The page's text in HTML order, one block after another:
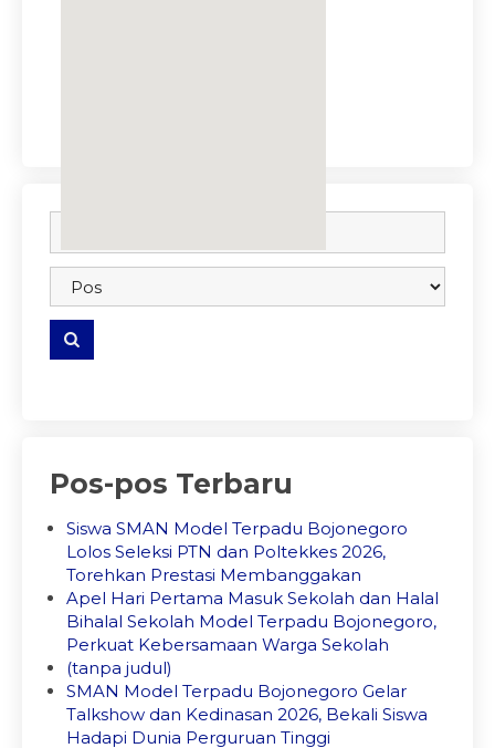
embedgooglemap.net
Pos-pos Terbaru
Siswa SMAN Model Terpadu Bojonegoro
Lolos Seleksi PTN dan Poltekkes 2026,
Torehkan Prestasi Membanggakan
Apel Hari Pertama Masuk Sekolah dan Halal
Bihalal Sekolah Model Terpadu Bojonegoro,
Perkuat Kebersamaan Warga Sekolah
(tanpa judul)
SMAN Model Terpadu Bojonegoro Gelar
Talkshow dan Kedinasan 2026, Bekali Siswa
Hadapi Dunia Perguruan Tinggi